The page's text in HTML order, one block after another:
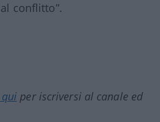
conflitto”.
per iscriversi al canale ed